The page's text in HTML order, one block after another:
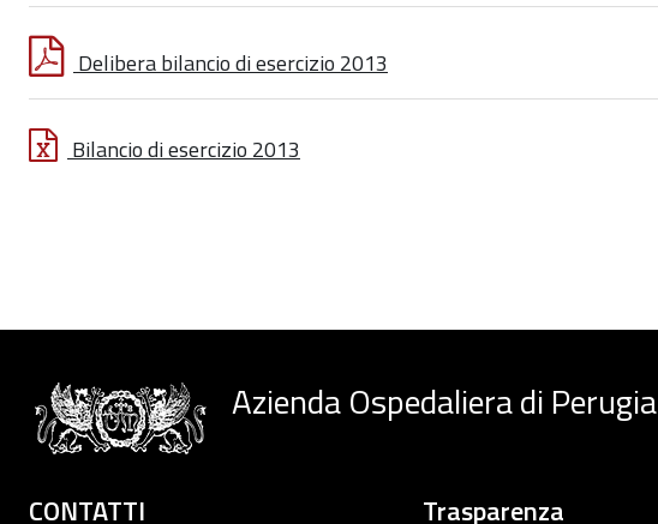
Delibera bilancio di esercizio 2013
Bilancio di esercizio 2013
Azienda Ospedaliera di Perugia
CONTATTI Trasparenza